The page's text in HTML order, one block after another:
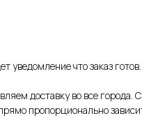
уведомление что заказ
доставку во все города.
пропорционально